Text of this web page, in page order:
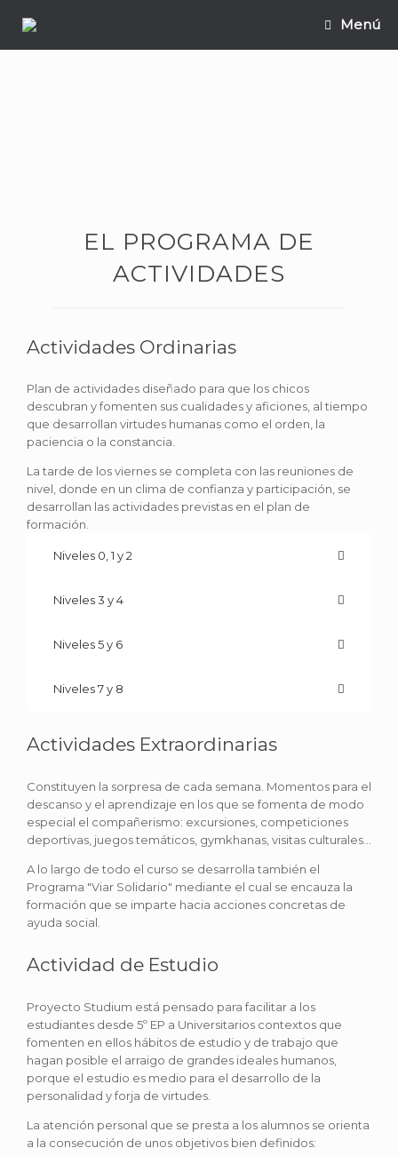
Menú
EL PROGRAMA DE
ACTIVIDADES
Actividades Ordinarias
Plan de actividades diseñado para que los chicos
descubran y fomenten sus cualidades y aficiones, al tiempo
que desarrollan virtudes humanas como el orden, la
paciencia o la constancia.
La tarde de los viernes se completa con las reuniones de
nivel, donde en un clima de confianza y participación, se
desarrollan las actividades previstas en el plan de
formación.
Niveles 0, 1 y 2
Niveles 3 y 4
Niveles 5 y 6
Niveles 7 y 8
Actividades Extraordinarias
Constituyen la sorpresa de cada semana. Momentos para el
descanso y el aprendizaje en los que se fomenta de modo
especial el compañerismo: excursiones, competiciones
deportivas, juegos temáticos, gymkhanas, visitas culturales...
A lo largo de todo el curso se desarrolla también el
Programa "Viar Solidario" mediante el cual se encauza la
formación que se imparte hacia acciones concretas de
ayuda social.
Actividad de Estudio
Proyecto Studium está pensado para facilitar a los
estudiantes desde 5º EP a Universitarios contextos que
fomenten en ellos hábitos de estudio y de trabajo que
hagan posible el arraigo de grandes ideales humanos,
porque el estudio es medio para el desarrollo de la
personalidad y forja de virtudes.
La atención personal que se presta a los alumnos se orienta
a la consecución de unos objetivos bien definidos: